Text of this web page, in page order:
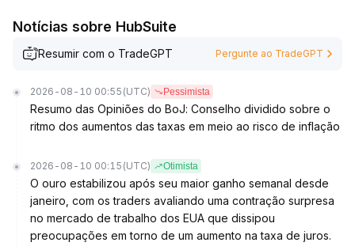
Notícias sobre HubSuite
Resumir com o TradeGPT Pergunte ao TradeGPT
2026-08-10 00:55 (UTC) Pessimista
Resumo das Opiniões do BoJ: Conselho dividido sobre o
ritmo dos aumentos das taxas em meio ao risco de inflação
2026-08-10 00:15 (UTC) Otimista
O ouro estabilizou após seu maior ganho semanal desde
janeiro, com os traders avaliando uma contração surpresa
no mercado de trabalho dos EUA que dissipou
preocupações em torno de um aumento na taxa de juros.